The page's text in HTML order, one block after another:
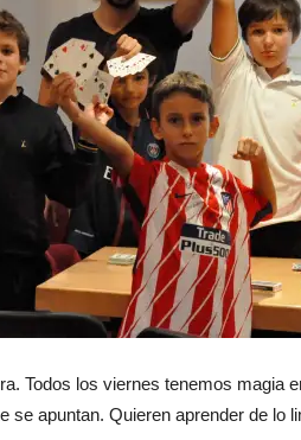
Todos los viernes tenemos magia
se apuntan. Quieren aprender de lo